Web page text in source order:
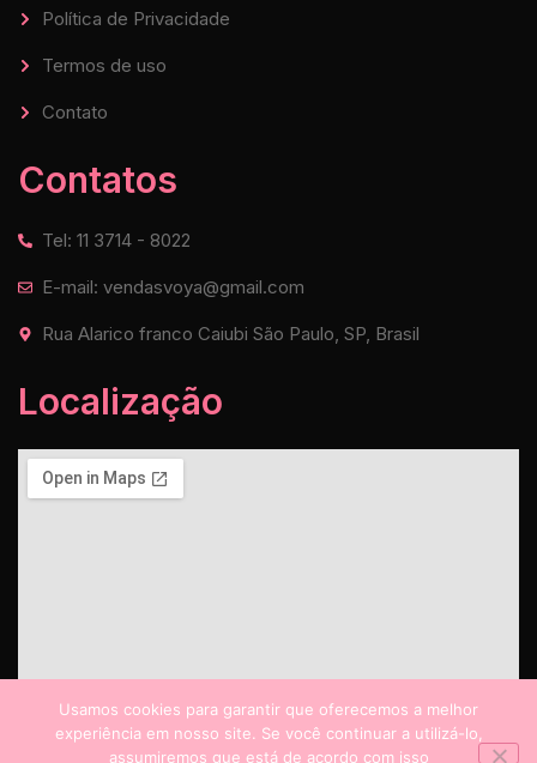
Política de Privacidade
Termos de uso
Contato
Contatos
Tel: 11 3714 - 8022
E-mail: vendasvoya@gmail.com
Rua Alarico franco Caiubi São Paulo, SP, Brasil
Localização
Usamos cookies para garantir que oferecemos a melhor
experiência em nosso site. Se você continuar a utilizá-lo,
assumiremos que está de acordo com isso